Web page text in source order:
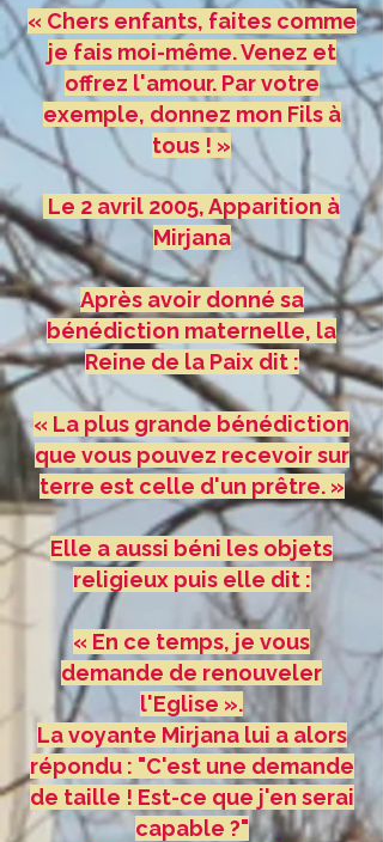
« Chers enfants, faites comme
je fais moi-même. Venez et
offrez l'amour. Par votre
exemple, donnez mon Fils à
tous ! »
Le 2 avril 2005, Apparition à
Mirjana
Après avoir donné sa
bénédiction maternelle, la
Reine de la Paix dit :
« La plus grande bénédiction
que vous pouvez recevoir sur
terre est celle d'un prêtre. »
Elle a aussi béni les objets
religieux puis elle dit :
« En ce temps, je vous
demande de renouveler
l'Eglise ».
La voyante Mirjana lui a alors
répondu : "C'est une demande
de taille ! Est-ce que j'en serai
capable ?"